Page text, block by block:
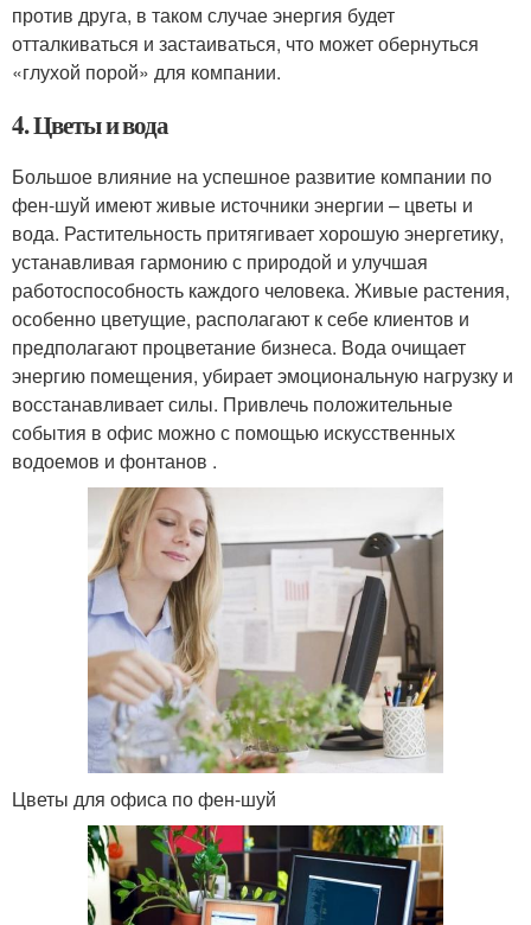
против друга, в таком случае энергия будет
отталкиваться и застаиваться, что может обернуться
«глухой порой» для компании.
4. Цветы и вода
Большое влияние на успешное развитие компании по
фен-шуй имеют живые источники энергии – цветы и
вода. Растительность притягивает хорошую энергетику,
устанавливая гармонию с природой и улучшая
работоспособность каждого человека. Живые растения,
особенно цветущие, располагают к себе клиентов и
предполагают процветание бизнеса. Вода очищает
энергию помещения, убирает эмоциональную нагрузку и
восстанавливает силы. Привлечь положительные
события в офис можно с помощью искусственных
водоемов и фонтанов .
Цветы для офиса по фен-шуй